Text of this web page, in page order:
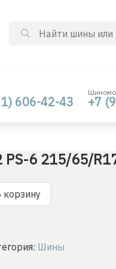
Поиск
товаров
606-42-43 +7
PS-6 215/65/
корзину
Шины